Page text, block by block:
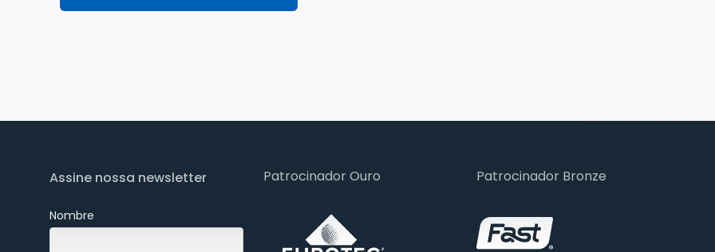
Assine nossa newsletter
Nombre
Patrocinador Ouro Patrocinador Bronze